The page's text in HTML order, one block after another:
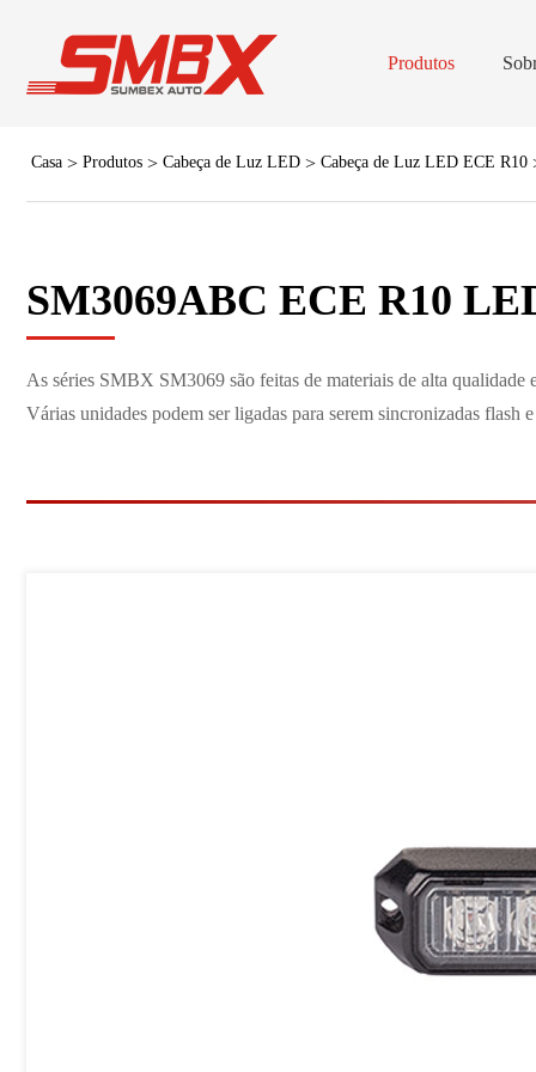
Produtos
V16 Luzes de sinal
Luz do estrobo da
Casa Produtos Cabeça de Luz LED Cabeça de Luz LED ECE R10
SM3069ABC ECE R10
As séries SMBX SM3069 são feitas de materiais de alta
Várias unidades podem ser ligadas para serem sincronizadas